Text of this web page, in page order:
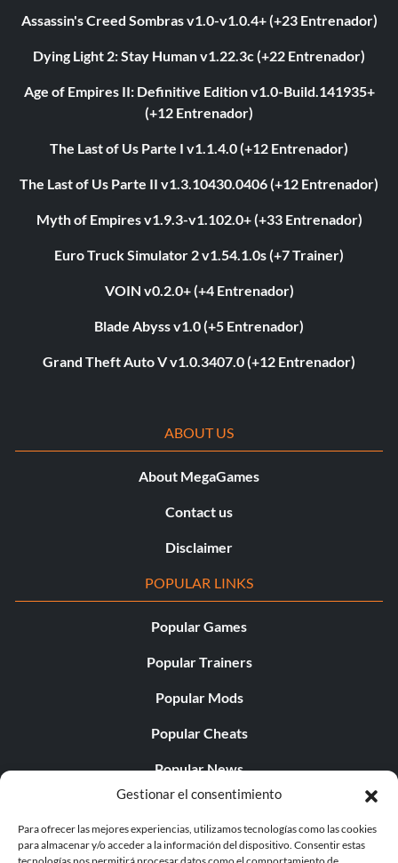
Gestionar el consentimiento
Para ofrecer las mejores experiencias, utilizamos tecnologías como las cookies
para almacenar y/o acceder a la información del dispositivo. Consentir estas
Assassin's Creed Sombras v1.0-v1.0.4+ (+23 Entrenador)
Dying Light 2: Stay Human v1.22.3c (+22 Entrenador)
Age of Empires II: Definitive Edition v1.0-Build.141935+
(+12 Entrenador)
The Last of Us Parte I v1.1.4.0 (+12 Entrenador)
The Last of Us Parte II v1.3.10430.0406 (+12 Entrenador)
Myth of Empires v1.9.3-v1.102.0+ (+33 Entrenador)
Euro Truck Simulator 2 v1.54.1.0s (+7 Trainer)
VOIN v0.2.0+ (+4 Entrenador)
Blade Abyss v1.0 (+5 Entrenador)
Grand Theft Auto V v1.0.3407.0 (+12 Entrenador)
ABOUT US
About MegaGames
Contact us
Disclaimer
POPULAR LINKS
Popular Games
Popular Trainers
Popular Mods
Popular Cheats
Popular News
Popular Editorials
Popular Free Games